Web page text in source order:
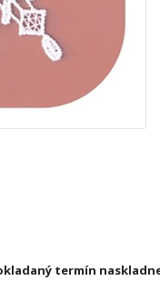
termín